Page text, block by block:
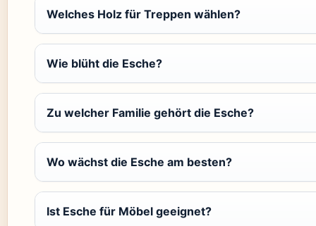
Welches Holz für Treppen wählen?
Wie blüht die Esche?
Zu welcher Familie gehört die Esche?
Wo wächst die Esche am besten?
Ist Esche für Möbel geeignet?